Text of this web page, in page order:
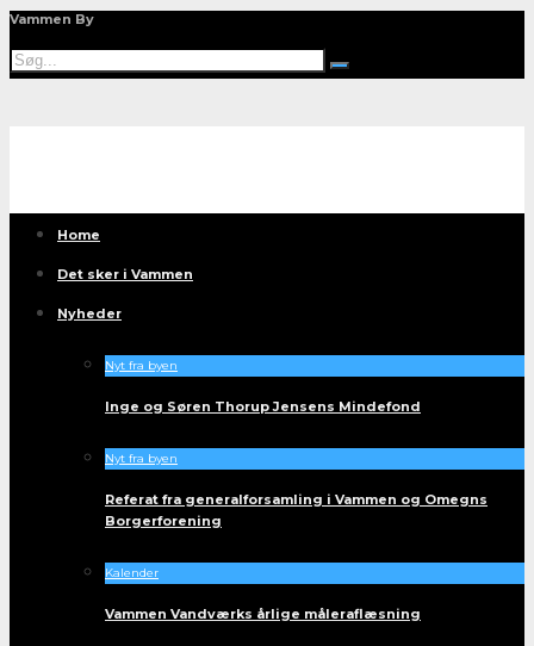
Vammen By
Home
Det sker i Vammen
Nyheder
Nyt fra byen
Inge og Søren Thorup Jensens Mindefond
Nyt fra byen
Referat fra generalforsamling i Vammen og Omegns
Borgerforening
Kalender
Vammen Vandværks årlige måleraflæsning